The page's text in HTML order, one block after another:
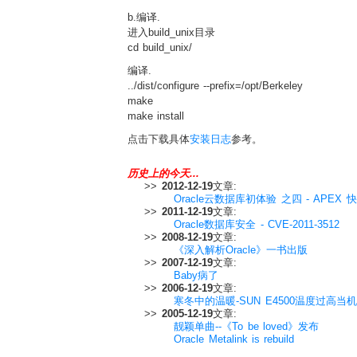
b.编译.
进入build_unix目录
cd build_unix/
编译.
../dist/configure --prefix=/opt/Berkeley
make
make install
点击下载具体安装日志参考。
历史上的今天...
>> 2012-12-19文章:
Oracle云数据库初体验 之四 - APEX
>> 2011-12-19文章:
Oracle数据库安全 - CVE-2011-3512
>> 2008-12-19文章:
《深入解析Oracle》一书出版
>> 2007-12-19文章:
Baby病了
>> 2006-12-19文章:
寒冬中的温暖-SUN E4500温度过高当机
>> 2005-12-19文章:
靓颖单曲--《To be loved》发布
Oracle Metalink is rebuild